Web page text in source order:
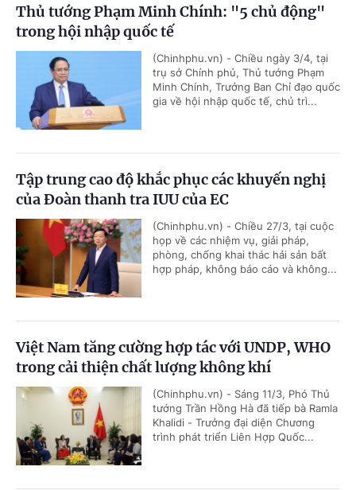
Thủ tướng Phạm Minh Chính: "5 chủ động"
trong hội nhập quốc tế
(Chinhphu.vn) - Chiều ngày 3/4, tại
trụ sở Chính phủ, Thủ tướng Phạm
Minh Chính, Trưởng Ban Chỉ đạo quốc
gia về hội nhập quốc tế, chủ trì...
Tập trung cao độ khắc phục các khuyến nghị
của Đoàn thanh tra IUU của EC
(Chinhphu.vn) - Chiều 27/3, tại cuộc
họp về các nhiệm vụ, giải pháp,
phòng, chống khai thác hải sản bất
hợp pháp, không báo cáo và không...
Việt Nam tăng cường hợp tác với UNDP, WHO
trong cải thiện chất lượng không khí
(Chinhphu.vn) - Sáng 11/3, Phó Thủ
tướng Trần Hồng Hà đã tiếp bà Ramla
Khalidi - Trưởng đại diện Chương
trình phát triển Liên Hợp Quốc...